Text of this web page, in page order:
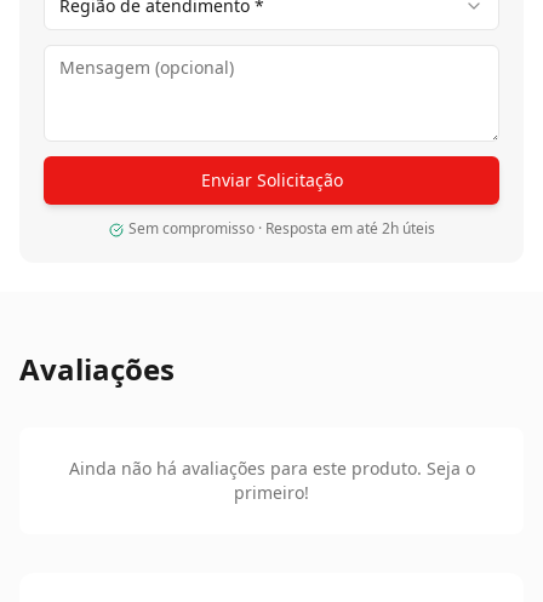
Região de atendimento *
Enviar Solicitação
Sem compromisso · Resposta em até 2h úteis
Avaliações
Ainda não há avaliações para este produto. Seja o
primeiro!